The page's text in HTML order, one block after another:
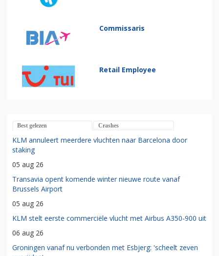
Commissaris
Retail Employee
Best gelezen Crashes
KLM annuleert meerdere vluchten naar Barcelona door
staking
05 aug 26
Transavia opent komende winter nieuwe route vanaf
Brussels Airport
05 aug 26
KLM stelt eerste commerciële vlucht met Airbus A350-900 uit
06 aug 26
Groningen vanaf nu verbonden met Esbjerg: 'scheelt zeven